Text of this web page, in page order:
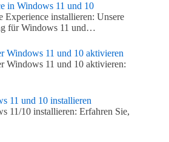
in Windows 11 und 10
Experience installieren: Unsere
für Windows 11 und…
Windows 11 und 10 aktivieren
Windows 11 und 10 aktivieren:
11 und 10 installieren
11/10 installieren: Erfahren Sie,